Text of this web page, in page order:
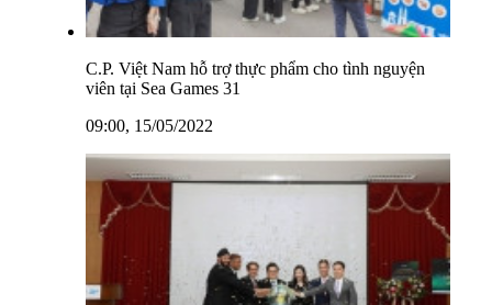
C.P. Việt Nam hỗ trợ thực phẩm cho tình nguyện
viên tại Sea Games 31
09:00, 15/05/2022